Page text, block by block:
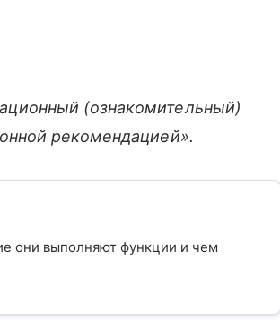
(ознакомительный)
рекомендацией».
они выполняют функции и чем